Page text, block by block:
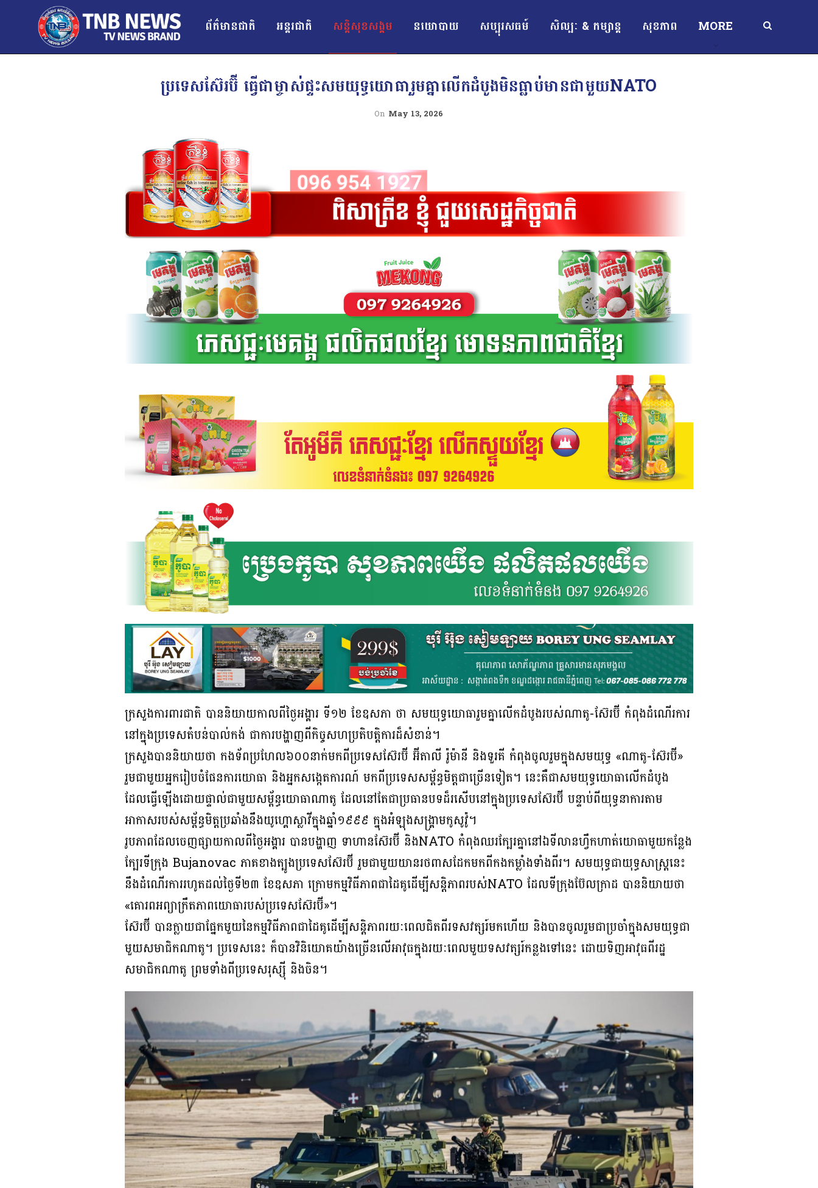
ព័ត៌មានជាតិ អន្ដរជាតិ សន្តិសុខសង្គម នយោបាយ សប្បុរសធម៍ សិល្បៈ & កម្សាន្ត សុខភាព MORE
ប្រទេសស៊ែរប៊ី ធ្វើជាម្ចាស់ផ្ទះសមយុទ្ធយោធារួមគ្នាលើកដំបូងមិនធ្លាប់មានជាមួយNATO
On May 13, 2026
ក្រសួងការពារជាតិ បាននិយាយកាលពីថ្ងៃអង្គារ ទី១២ ខែឧសភា ថា សមយុទ្ធយោធារួមគ្នាលើកដំបូងរបស់ណាតូ-ស៊ែរប៊ី កំពុងដំណើរការ
នៅក្នុងប្រទេសតំបន់បាល់កង់ ជាការបង្ហាញពីកិច្ចសហប្រតិបត្តិការដ៏សំខាន់។
ក្រសួងបាននិយាយថា កងទ័ពប្រហែល៦០០នាក់មកពីប្រទេសស៊ែរប៊ី អ៊ីតាលី រ៉ូម៉ានី និងទួរគី កំពុងចូលរួមក្នុងសមយុទ្ធ «ណាតូ-ស៊ែរប៊ី»
រួមជាមួយអ្នករៀបចំផែនការយោធា និងអ្នកសង្កេតការណ៍ មកពីប្រទេសសម្ព័ន្ធមិត្តជាច្រើនទៀត។ នេះគឺជាសមយុទ្ធយោធាលើកដំបូង
ដែលធ្វើឡើងដោយផ្ទាល់ជាមួយសម្ព័ន្ធយោធាណាតូ ដែលនៅតែជាប្រធានបទដ៏រសើបនៅក្នុងប្រទេសស៊ែរប៊ី បន្ទាប់ពីយុទ្ធនាការតាម
អាកាសរបស់សម្ព័ន្ធមិត្តប្រឆាំងនឹងយូហ្គោស្លាវីក្នុងឆ្នាំ១៩៩៩ ក្នុងអំឡុងសង្គ្រាមកូសូវ៉ូ។
រូបភាពដែលចេញផ្សាយកាលពីថ្ងៃអង្គារ បានបង្ហាញ ទាហានស៊ែរប៊ី និងNATO កំពុងឈរក្បែរគ្នានៅឯទីលានហ្វឹកហាត់យោធាមួយកន្លែង
ក្បែរទីក្រុង Bujanovac ភាគខាងត្បូងប្រទេសស៊ែរប៊ី រួមជាមួយយានរថពាសដែកមកពីកងកម្លាំងទាំងពីរ។ សមយុទ្ធជាយុទ្ធសាស្ត្រនេះ
នឹងដំណើរការរហូតដល់ថ្ងៃទី២៣ ខែឧសភា ក្រោមកម្មវិធីភាពជាដៃគូដើម្បីសន្តិភាពរបស់NATO ដែលទីក្រុងប៊ែលក្រាដ បាននិយាយថា
«គោរពអព្យាក្រឹតភាពយោធារបស់ប្រទេសស៊ែរប៊ី»។
ស៊ែរប៊ី បានក្លាយជាផ្នែកមួយនៃកម្មវិធីភាពជាដៃគូដើម្បីសន្តិភាពរយៈពេលជិតពីរទសវត្សរ៍មកហើយ និងបានចូលរួមជាប្រចាំក្នុងសមយុទ្ធជា
មួយសមាជិកណាតូ។ ប្រទេសនេះ ក៏បានវិនិយោគយ៉ាងច្រើនលើអាវុធក្នុងរយៈពេលមួយទសវត្សរ៍កន្លងទៅនេះ ដោយទិញអាវុធពីរដ្ឋ
សមាជិកណាតូ ព្រមទាំងពីប្រទេសរុស្ស៊ី និងចិន។